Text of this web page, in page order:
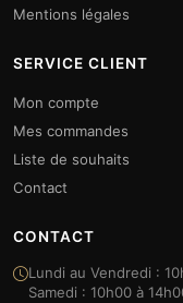
Mentions légales
SERVICE CLIENT
Mon compte
Mes commandes
Liste de souhaits
Contact
CONTACT
Lundi au Vendredi :
Samedi : 10h00 à